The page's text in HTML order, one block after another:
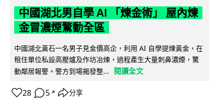
中國湖北男自學 AI 「煉金術」 屋內煉
金冒濃煙驚動全區
中國湖北黃石一名男子見金價高企，利用 AI 自學提煉黃金，在
租住單位私設高壓爐及作坊冶煉，過程產生大量刺鼻濃煙，驚
動鄰居報警。警方到場揭發整...
閱讀全文
28 5 ↗ 分享